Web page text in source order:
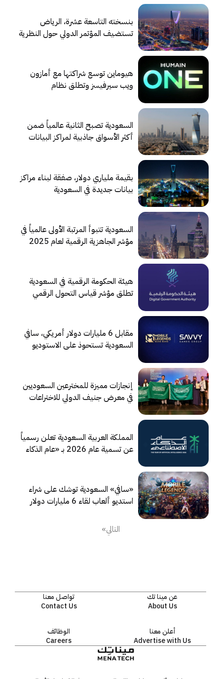
بنسخته التاسعة عشرة، الرياض
تستضيف المؤتمر الدولي حول النظرية
هيوماين توسع شراكتها مع أمازون
ويب سيرفيسز وتطلق نظام
السعودية تصبح الثانية عالمياً ضمن
أكثر الأسواق جاذبية لمراكز البيانات
بقيمة ملياري دولار، صفقة لبناء مراكز
بيانات جديدة في السعودية
السعودية تتبوأ المرتبة الأولى عالمياً في
مؤشر الجاهزية الرقمية لعام 2025
هيئة الحكومة الرقمية في السعودية
تطلق مؤشر قياس التحول الرقمي
مقابل 6 مليارات دولار أمريكي، سافي
السعودية تستحوذ على الاستوديو
إنجازات مميزة للمخترعين السعوديين
في معرض جنيف الدولي للاختراعات
المملكة العربية السعودية تعلن رسمياً
عن تسمية عام 2026 بـ «عام الذكاء
«سافي» السعودية توشك على شراء
استديو ألعاب لقاء 6 مليارات دولار
التالي»
عن مينا تك
About Us
تواصل معنا
Contact Us
أعلن معنا
Advertise with Us
الوظائف
Careers